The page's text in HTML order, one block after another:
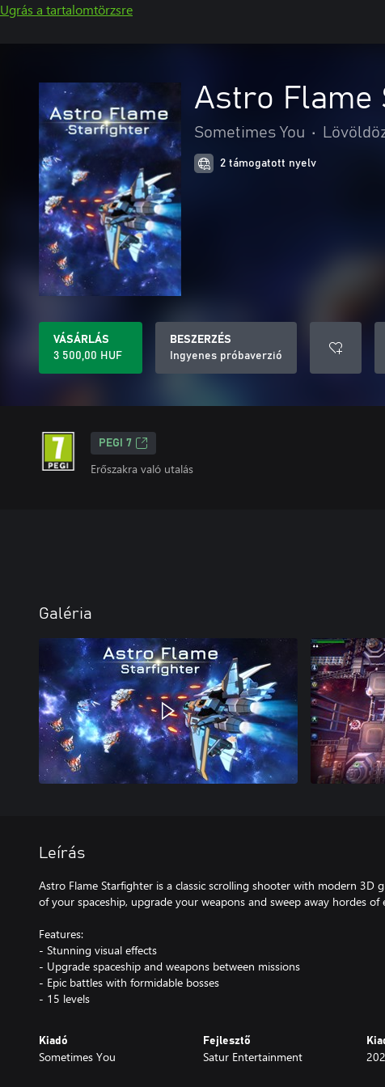
Ugrás a tartalomtörzsre
Astro Flame
Sometimes You •
2 támogatott nyelv
VÁSÁRLÁS
3 500,00 HUF
BESZERZÉS
Ingyenes próbaverzió
PEGI 7
Erőszakra való utalás
Galéria
Leírás
Astro Flame Starfighter is a classic scrolling shooter with modern 3D
of your spaceship, upgrade your weapons and sweep away hordes of
Features:
- Stunning visual effects
- Upgrade spaceship and weapons between missions
- Epic battles with formidable bosses
- 15 levels
Kiadó
Sometimes You
Fejlesztő
Satur Entertainment